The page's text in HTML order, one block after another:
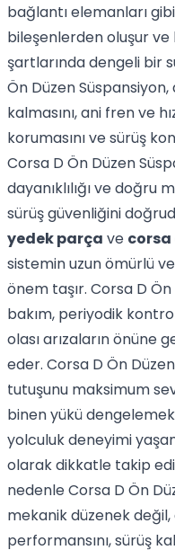
bağlantı elemanları
bileşenlerden oluşur
şartlarında dengeli bir
Ön Düzen
kalmasını, ani fren ve
korumasını ve sürüş
Corsa D Ön Düzen
dayanıklılığı ve doğru
sürüş güvenliğini
yedek parça ve corsa
sistemin uzun ömürlü
önem taşır. Corsa D
bakım, periyodik
olası arızaların önüne
eder. Corsa D Ön
tutuşunu maksimum
binen yükü
yolculuk deneyimi
olarak dikkatle takip
nedenle Corsa D Ön
mekanik düzenek değil,
performansını, sürüş